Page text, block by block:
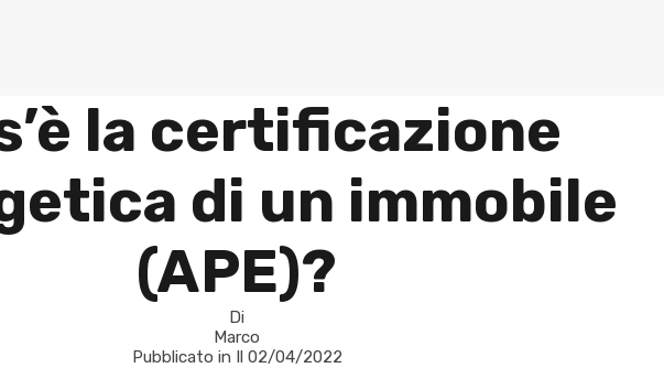
la certificazione
di un immobile
(APE)?
Di
Marco
Pubblicato in Il 02/04/2022